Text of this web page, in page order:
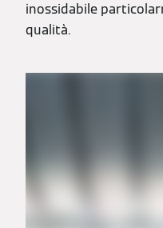
inossidabile
qualità.